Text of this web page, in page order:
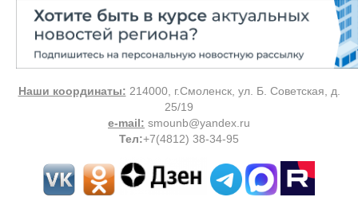
Наши координаты: 214000, г.Смоленск, ул. Б. Советская, д.
25/19
e-mail: smounb@yandex.ru
Тел:+7(4812) 38-34-95